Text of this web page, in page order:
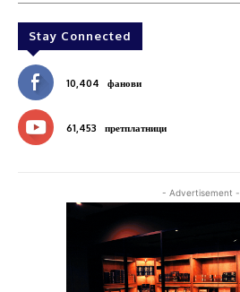
Stay Connected
10,404 фанови
61,453 претплатници
- Advertisement -